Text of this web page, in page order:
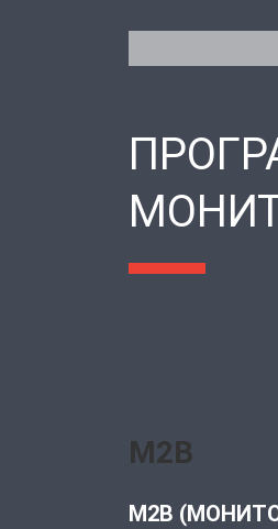
M2B
M2B